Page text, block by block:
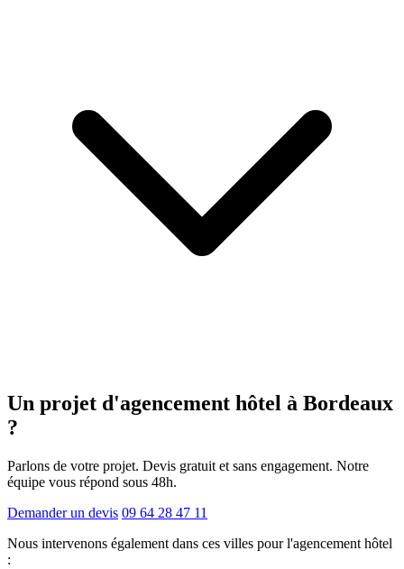
Un projet d'agencement hôtel à Bordeaux
?
Parlons de votre projet. Devis gratuit et sans engagement. Notre
équipe vous répond sous 48h.
Demander un devis 09 64 28 47 11
Nous intervenons également dans ces villes pour l'agencement hôtel
: